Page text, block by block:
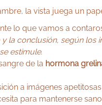
la vista juega un
lo que vamos a
y la conclusión, según los
estimule.
de la hormona
a imágenes
para mantenerse